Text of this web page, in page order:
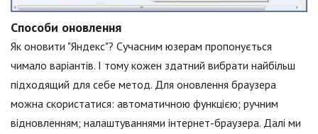
Способи оновлення
Як оновити "Яндекс"? Сучасним юзерам пропонується
чимало варіантів. І тому кожен здатний вибрати найбільш
підходящий для себе метод. Для оновлення браузера
можна скористатися: автоматичною функцією; ручним
відновленням; налаштуваннями інтернет-браузера. Далі ми